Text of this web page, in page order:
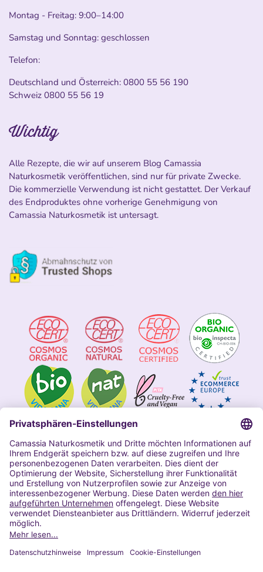
Montag - Freitag: 9:00–14:00
Samstag und Sonntag: geschlossen
Telefon:
Deutschland und Österreich: 0800 55 56 190
Schweiz 0800 55 56 19
Wichtig
Alle Rezepte, die wir auf unserem Blog Camassia
Naturkosmetik veröffentlichen, sind nur für private Zwecke.
Die kommerzielle Verwendung ist nicht gestattet. Der Verkauf
des Endproduktes ohne vorherige Genehmigung von
Camassia Naturkosmetik ist untersagt.
Impressum
Allgemeine Geschäftsbedingungen
Datenschutzerklärung Camassia
Widerrufsbelehrung
Copyright 2020 | Alle Rechte vorbehalten